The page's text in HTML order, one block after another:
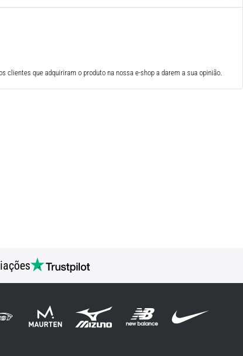
que adquiriram o produto na nossa e-shop a darem a sua opinião.